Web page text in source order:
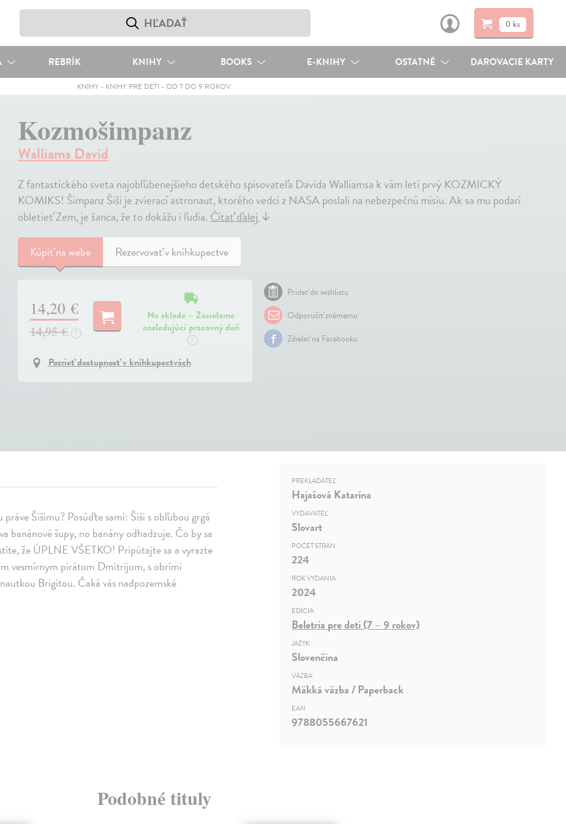
0 ks
REBRÍK KNIHY BOOKS E-KNIHY OSTATNÉ DAROVACIE KARTY
KNIHY - KNIHY PRE DETI -OD 7 DO 9 ROKOV
Kozmošimpanz
Walliams David
Z fantastického sveta najobľúbenejšieho detského spisovateľa Davida Walliamsa k vám letí prvý KOZMICKÝ
KOMIKS! Šimpanz Šiši je zvierací astronaut, ktorého vedci z NASA poslali na nebezpečnú misiu. Ak sa mu podarí
obletieť Zem, je šanca, že to dokážu i ľudia.Čítať ďalej↓
Kúpiťna webe Rezervovať v kníhkupectve
14,20 €
14,95 € ?
Na sklade – Zasielame
nasledujúci pracovný deň
?
Pozrieť dostupnosť v kníhkupectvách
Pridať do wishlistu
Odporučiť známemu
Zdielať na Facebooku
Šišimu? Posúďte sami: Šiši s obľubou grgá
banánové šupy, no banány odhadzuje. Čo by sa
že ÚPLNE VŠETKO! Pripútajte sa a vyrazte
vesmírnym pirátom Dmitrijom, s obrími
Brigitou. Čaká vás nadpozemské
PREKLADATEĽ
Hajašová Katarína
VYDAVATEĽ
Slovart
POČET STRÁN
224
ROK VYDANIA
2024
EDÍCIA
Beletria pre deti (7 – 9 rokov)
JAZYK
Slovenčina
VÄZBA
Mäkká väzba / Paperback
EAN
9788055667621
Podobné tituly